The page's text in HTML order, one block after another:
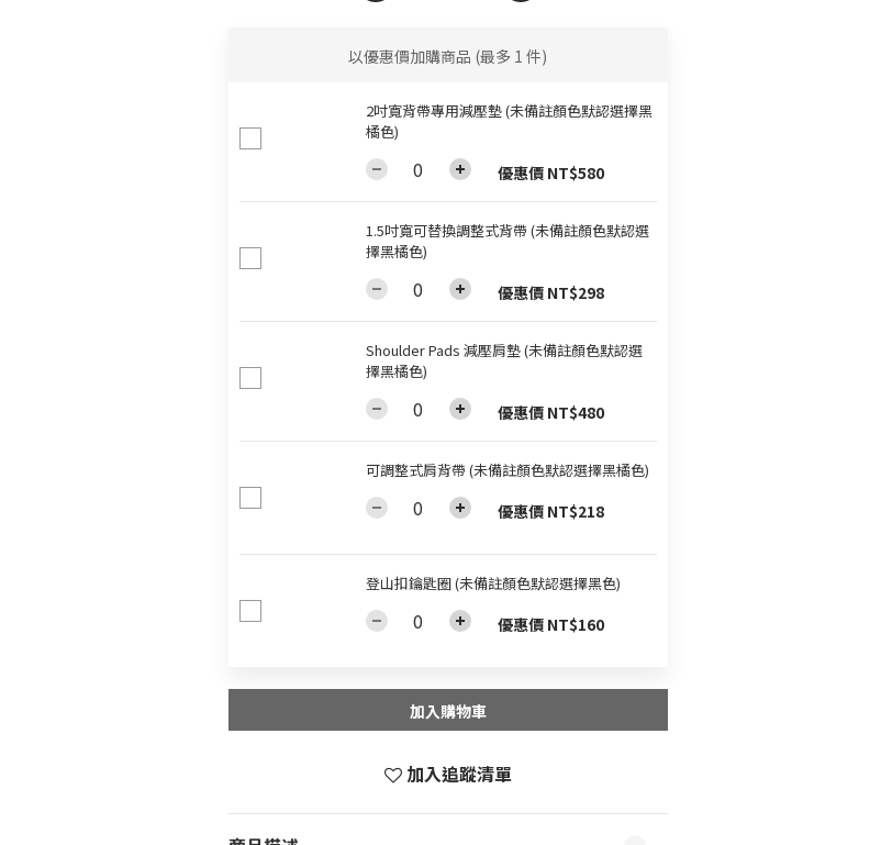
以優惠價加購商品 (最多 1 件)
2吋寬背帶專用減壓墊 (未備註顏色默認選擇黑
橘色)
優惠價 NT$580
1.5吋寬可替換調整式背帶 (未備註顏色默認選
擇黑橘色)
優惠價 NT$298
Shoulder Pads 減壓肩墊 (未備註顏色默認選
擇黑橘色)
優惠價 NT$480
可調整式肩背帶 (未備註顏色默認選擇黑橘色)
優惠價 NT$218
登山扣鑰匙圈 (未備註顏色默認選擇黑色)
優惠價 NT$160
加入購物車
加入追蹤清單